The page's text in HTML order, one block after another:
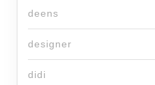
deens
designer
didi